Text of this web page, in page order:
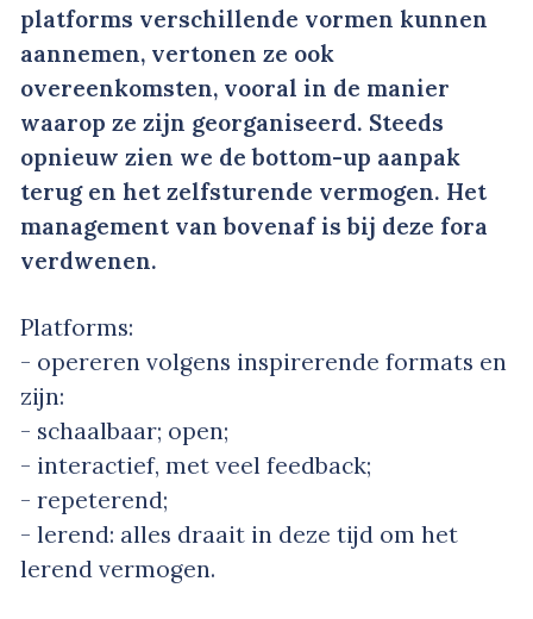
platforms verschillende vormen kunnen
aannemen, vertonen ze ook
overeenkomsten, vooral in de manier
waarop ze zijn georganiseerd. Steeds
opnieuw zien we de bottom-up aanpak
terug en het zelfsturende vermogen. Het
management van bovenaf is bij deze fora
verdwenen.
Platforms:
- opereren volgens inspirerende formats en
zijn:
- schaalbaar; open;
- interactief, met veel feedback;
- repeterend;
- lerend: alles draait in deze tijd om het
lerend vermogen.